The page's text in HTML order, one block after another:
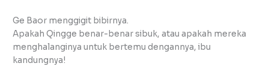
Ge Baor menggigit bibirnya.
Apakah Qingge benar-benar sibuk, atau apakah mereka
menghalanginya untuk bertemu dengannya, ibu
kandungnya!